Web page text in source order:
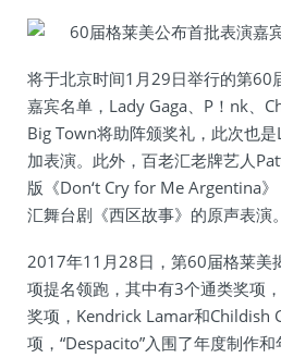
将于北京时间1月29日举行的第60
嘉宾名单，Lady Gaga、P！nk、
Big Town将助阵颁奖礼，此次也
加表演。此外，百老汇老牌艺人
版《Don‘t Cry for Me Argentina
汇舞台剧《西区故事》的原声表演。
2017年11月28日，第60届格莱美
项提名领跑，其中有3个通类奖项
奖项，Kendrick Lamar和Childish
项，“Despacito”入围了年度制作